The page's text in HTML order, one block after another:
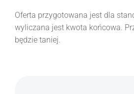
Oferta przygotowana jest dla
wyliczana jest kwota końcowa.
będzie taniej.